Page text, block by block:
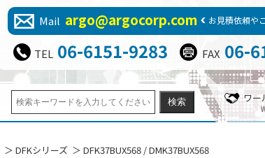
Mail argo@argocorp.com お見積依頼や
TEL 06-6151-9283 FAX 06-
ワー
DFKシリーズ DFK37BUX568 / DMK37BUX568